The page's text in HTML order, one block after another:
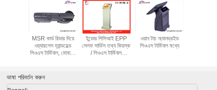
MSR কার্ড রিডার দিয়ে
ওয়্যারলেস হ্যান্ডহেল্ড
পিওএস টার্মিনাল, মোবাইল
ইন্ডোর পিসিআই EPP
সেলফ সার্ভিস তথ্য কিয়স্ক
/ পিওএস টার্মিনাল
ওয়ান টাচ অ্যানড্রইড
পিওএস টার্মিনাল মধ্যে
ভাষা পরিবর্তন করুন